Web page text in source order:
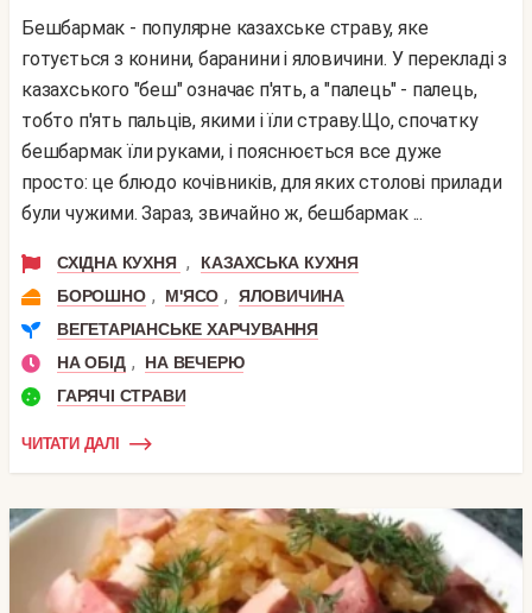
Бешбармак - популярне казахське страву, яке
готується з конини, баранини і яловичини. У перекладі з
казахського "беш" означає п'ять, a "палець" - палець,
тобто п'ять пальців, якими і їли страву.Що, спочатку
бешбармак їли руками, і пояснюється все дуже
просто: це блюдо кочівників, для яких столові прилади
були чужими. Зараз, звичайно ж, бешбармак ...
СХІДНА КУХНЯ ,
КАЗАХСЬКА КУХНЯ
БОРОШНО , М'ЯСО ,
ЯЛОВИЧИНА
ВЕГЕТАРІАНСЬКЕ ХАРЧУВАННЯ
НА ОБІД ,
НА ВЕЧЕРЮ
ГАРЯЧІ СТРАВИ
ЧИТАТИ ДАЛІ